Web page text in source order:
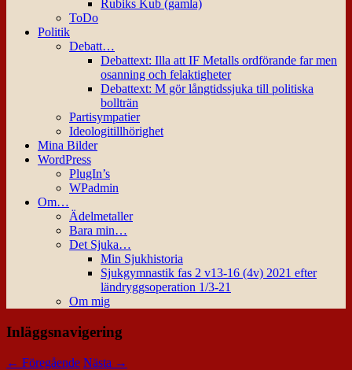
Rubiks Kub (gamla)
ToDo
Politik
Debatt…
Debattext: Illa att IF Metalls ordförande far men
osanning och felaktigheter
Debattext: M gör långtidssjuka till politiska
bollträn
Partisympatier
Ideologitillhörighet
Mina Bilder
WordPress
PlugIn’s
WPadmin
Om…
Ädelmetaller
Bara min…
Det Sjuka…
Min Sjukhistoria
Sjukgymnastik fas 2 v13-16 (4v) 2021 efter
ländryggsoperation 1/3-21
Om mig
Inläggsnavigering
← Föregående Nästa →